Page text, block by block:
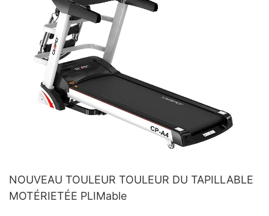
NOUVEAU TOULEUR TOULEUR DU TAPILLABLE
MOTÉRIETÉE PLIMable